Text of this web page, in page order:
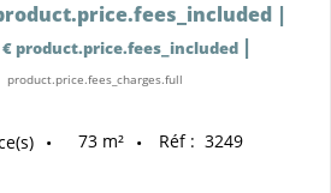
|
product.price.fees_included |
product.price.fees_charges.full
73 m² Réf : 3249